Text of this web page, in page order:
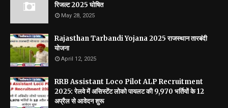
रिजल्ट 2025 घोषित
May 28, 2025
Rajasthan Tarbandi Yojana 2025 राजस्थान तारबंदी
योजना
April 12, 2025
RRB Assistant Loco Pilot ALP Recruitment
2025: रेलवे में असिस्टेंट लोको पायलट की 9,970 भर्तियों के 12
अप्रैल से आवेदन शुरू